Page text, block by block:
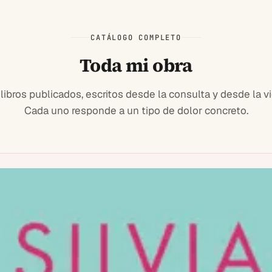
CATÁLOGO COMPLETO
Toda mi obra
publicados, escritos desde la consulta y desde la
Cada uno responde a un tipo de dolor concreto.